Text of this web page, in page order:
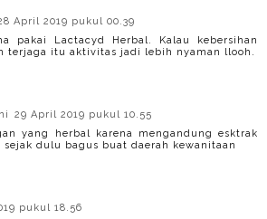
April 2019 pukul 00.39
pakai Lactacyd Herbal. Kalau kebersihan
terjaga itu aktivitas jadi lebih nyaman llooh.
29 April 2019 pukul 10.55
yang herbal karena mengandung esktrak
dulu bagus buat daerah kewanitaan
pukul 18.56